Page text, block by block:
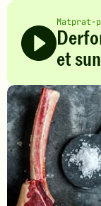
Matprat-
et